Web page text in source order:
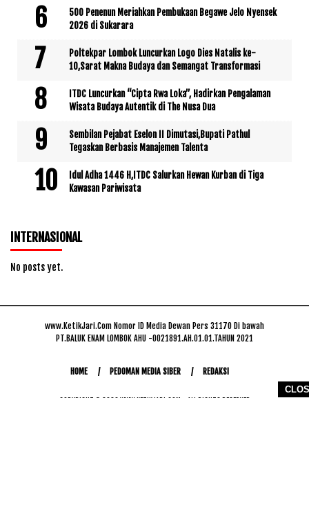
500 Penenun Meriahkan Pembukaan Begawe Jelo Nyensek
2026 di Sukarara
Poltekpar Lombok Luncurkan Logo Dies Natalis ke-
10,Sarat Makna Budaya dan Semangat Transformasi
ITDC Luncurkan “Cipta Rwa Loka”, Hadirkan Pengalaman
Wisata Budaya Autentik di The Nusa Dua
Sembilan Pejabat Eselon II Dimutasi,Bupati Pathul
Tegaskan Berbasis Manajemen Talenta
Idul Adha 1446 H,ITDC Salurkan Hewan Kurban di Tiga
Kawasan Pariwisata
INTERNASIONAL
No posts yet.
www.KetikJari.Com Nomor ID Media Dewan Pers 31170 Di bawah
PT.BALUK ENAM LOMBOK AHU -0021891.AH.01.01.TAHUN 2021
HOME PEDOMAN MEDIA SIBER REDAKSI
COPYRIGHT © 2026 WWW.KETIKJARI.COM - ALL RIGHTS RESERVED